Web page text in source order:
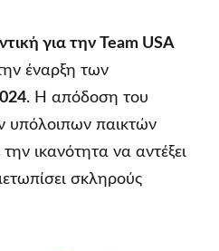
για την Team USA
έναρξη των
. Η απόδοση του
υπόλοιπων παικτών
ικανότητα να αντέξει
σκληρούς